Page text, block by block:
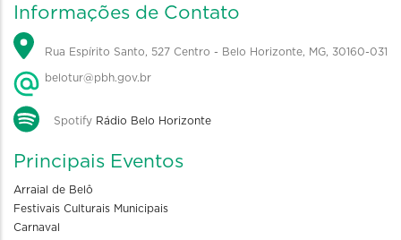
Informações de Contato
Rua Espírito Santo, 527 Centro - Belo Horizonte, MG, 30160-031
belotur@pbh.gov.br
Spotify Rádio Belo Horizonte
Principais Eventos
Arraial de Belô
Festivais Culturais Municipais
Carnaval